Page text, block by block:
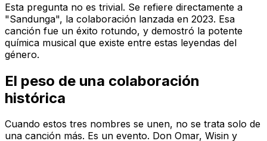
Esta pregunta no es trivial. Se refiere directamente a
"Sandunga", la colaboración lanzada en 2023. Esa
canción fue un éxito rotundo, y demostró la potente
química musical que existe entre estas leyendas del
género.
El peso de una colaboración
histórica
Cuando estos tres nombres se unen, no se trata solo de
una canción más. Es un evento. Don Omar, Wisin y